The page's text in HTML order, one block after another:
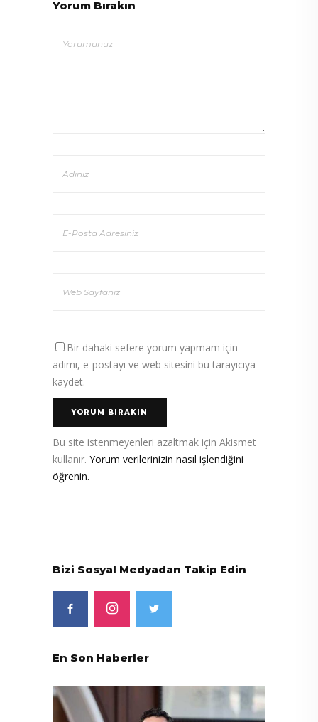
Yorum Bırakın
Bir dahaki sefere yorum yapmam için
adımı, e-postayı ve web sitesini bu tarayıcıya
kaydet.
Bu site istenmeyenleri azaltmak için Akismet
kullanır. Yorum verilerinizin nasıl işlendiğini
öğrenin.
Bizi Sosyal Medyadan Takip Edin
En Son Haberler